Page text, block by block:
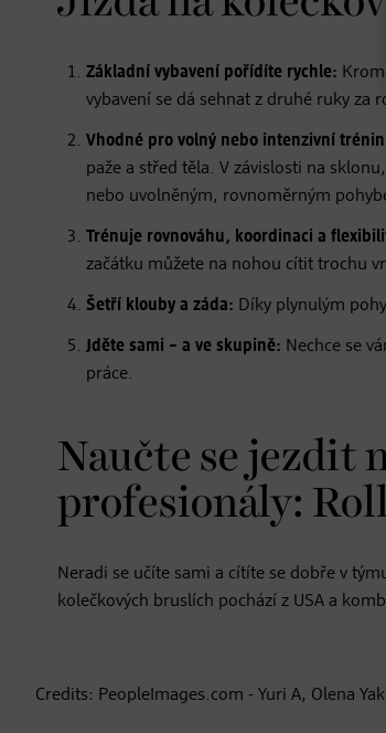
Základní vybavení pořídíte rychle:
vybavení se dá sehnat z druhé ruky za
Vhodné pro volný nebo intenzivní
paže a střed těla. V závislosti na
nebo uvolněným, rovnoměrným
Trénuje rovnováhu, koordinaci a
začátku můžete na nohou cítit trochu
Šetří klouby a záda: Díky plynulým
Jděte sami – a ve skupině: Nechce se
práce.
Naučte se jezdit
profesionály:
Neradi se učíte sami a cítíte se dobře v
kolečkových bruslích pochází z USA a
Credits: PeopleImages.com - Yuri A, Olena